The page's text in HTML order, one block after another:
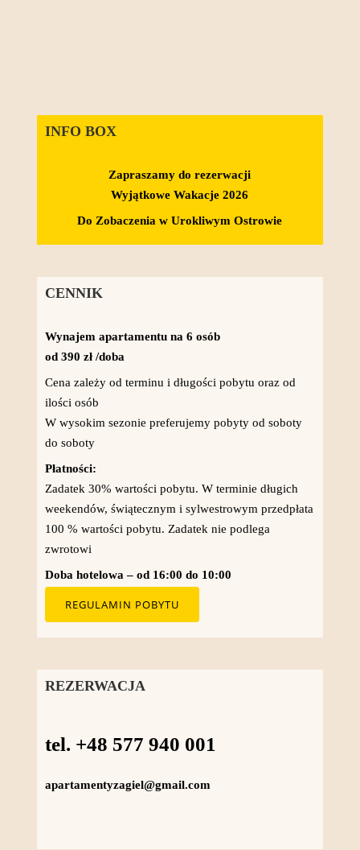
INFO BOX
Zapraszamy do rezerwacji
Wyjątkowe Wakacje 2026
Do Zobaczenia w Urokliwym Ostrowie
CENNIK
Wynajem apartamentu na 6 osób
od 390 zł /doba
Cena zależy od terminu i długości pobytu oraz od
ilości osób
W wysokim sezonie preferujemy pobyty od soboty
do soboty
Płatności:
Zadatek 30% wartości pobytu. W terminie długich
weekendów, świątecznym i sylwestrowym przedpłata
100 % wartości pobytu. Zadatek nie podlega
zwrotowi
Doba hotelowa – od 16:00 do 10:00
REGULAMIN POBYTU
REZERWACJA
tel. +48 577 940 001
apartamentyzagiel@gmail.com